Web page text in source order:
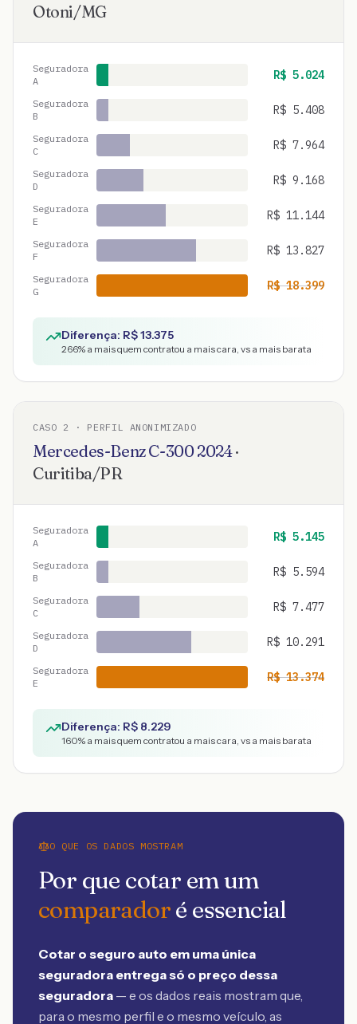
Otoni/MG
Seguradora
A
R$ 5.024
Seguradora
B
R$ 5.408
Seguradora
C
R$ 7.964
Seguradora
D
R$ 9.168
Seguradora
E
R$ 11.144
Seguradora
F
R$ 13.827
Seguradora
G
R$18.399
Diferença: R$13.375
266% a mais quem contratou a mais cara, vs a mais barata
CASO 2 · PERFIL ANONIMIZADO
Mercedes-BenzC-3002024·
Curitiba/PR
Seguradora
A
R$ 5.145
Seguradora
B
R$ 5.594
Seguradora
C
R$ 7.477
Seguradora
D
R$ 10.291
Seguradora
E
R$13.374
Diferença: R$ 8.229
160% a mais quem contratou a mais cara, vs a mais barata
O QUE OS DADOS MOSTRAM
Por que cotar em um
comparadoré essencial
Cotar o seguro auto em uma única
seguradora entrega só o preço dessa
seguradora — e os dados reais mostram que,
para o mesmo perfil e o mesmo veículo, as